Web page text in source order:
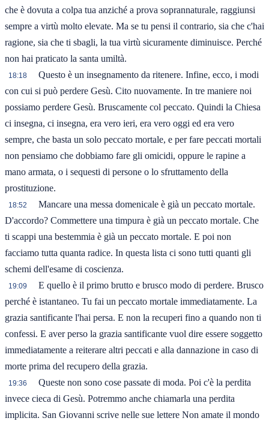
che è dovuta a colpa tua anziché a prova soprannaturale, raggiunsi
sempre a virtù molto elevate. Ma se tu pensi il contrario, sia che c'hai
ragione, sia che ti sbagli, la tua virtù sicuramente diminuisce. Perché
non hai praticato la santa umiltà.
18:18
Questo è un insegnamento da ritenere. Infine, ecco, i modi
con cui si può perdere Gesù. Cito nuovamente. In tre maniere noi
possiamo perdere Gesù. Bruscamente col peccato. Quindi la Chiesa
ci insegna, ci insegna, era vero ieri, era vero oggi ed era vero
sempre, che basta un solo peccato mortale, e per fare peccati mortali
non pensiamo che dobbiamo fare gli omicidi, oppure le rapine a
mano armata, o i sequesti di persone o lo sfruttamento della
prostituzione.
18:52
Mancare una messa domenicale è già un peccato mortale.
D'accordo? Commettere una timpura è già un peccato mortale. Che
ti scappi una bestemmia è già un peccato mortale. E poi non
facciamo tutta quanta radice. In questa lista ci sono tutti quanti gli
schemi dell'esame di coscienza.
19:09
E quello è il primo brutto e brusco modo di perdere. Brusco
perché è istantaneo. Tu fai un peccato mortale immediatamente. La
grazia santificante l'hai persa. E non la recuperi fino a quando non ti
confessi. E aver perso la grazia santificante vuol dire essere soggetto
immediatamente a reiterare altri peccati e alla dannazione in caso di
morte prima del recupero della grazia.
19:36
Queste non sono cose passate di moda. Poi c'è la perdita
invece cieca di Gesù. Potremmo anche chiamarla una perdita
implicita. San Giovanni scrive nelle sue lettere Non amate il mondo